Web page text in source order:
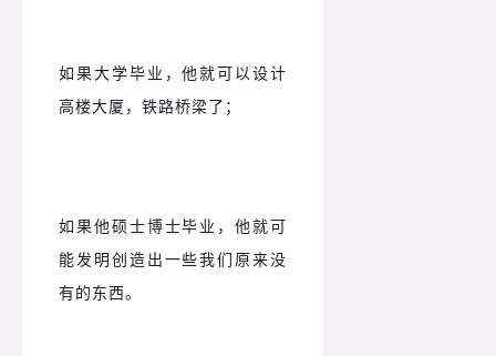
如果大学毕业，他就可以设计
高楼大厦，铁路桥梁了；
如果他硕士博士毕业，他就可
能发明创造出一些我们原来没
有的东西。